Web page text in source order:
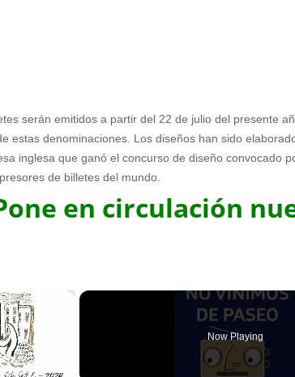
serán emitidos a partir del 22 de julio del presente
estas denominaciones. Los diseños han sido
inglesa que ganó el concurso de diseño convocado
de billetes del mundo.
en circulación
×
Now Playing